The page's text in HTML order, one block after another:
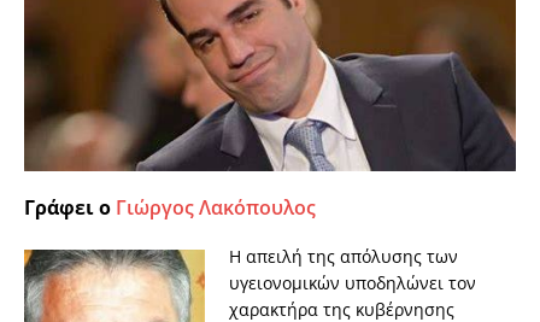
Γράφει ο Γιώργος Λακόπουλος
Η απειλή της απόλυσης των
υγειονομικών υποδηλώνει τον
χαρακτήρα της κυβέρνησης